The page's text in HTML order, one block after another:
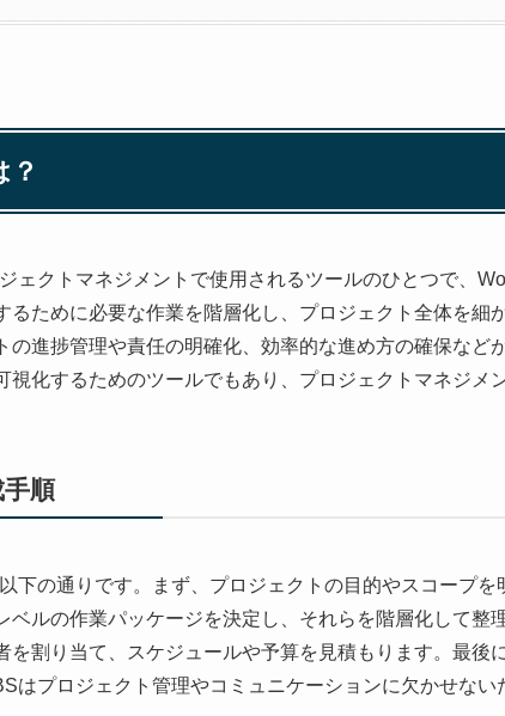
？
ェクトマネジメントで使用されるツールのひとつで、
るために必要な作業を階層化し、プロジェクト全体を細
の進捗管理や責任の明確化、効率的な進め方の確保など
視化するためのツールでもあり、プロジェクトマネジメ
手順
下の通りです。まず、プロジェクトの目的やスコープ
ベルの作業パッケージを決定し、それらを階層化して整
を割り当て、スケジュールや予算を見積もります。最後
はプロジェクト管理やコミュニケーションに欠かせない